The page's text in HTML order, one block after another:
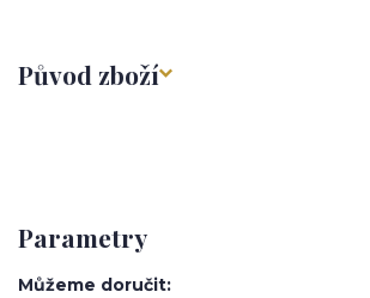
Původ zboží
Parametry
Můžeme doručit